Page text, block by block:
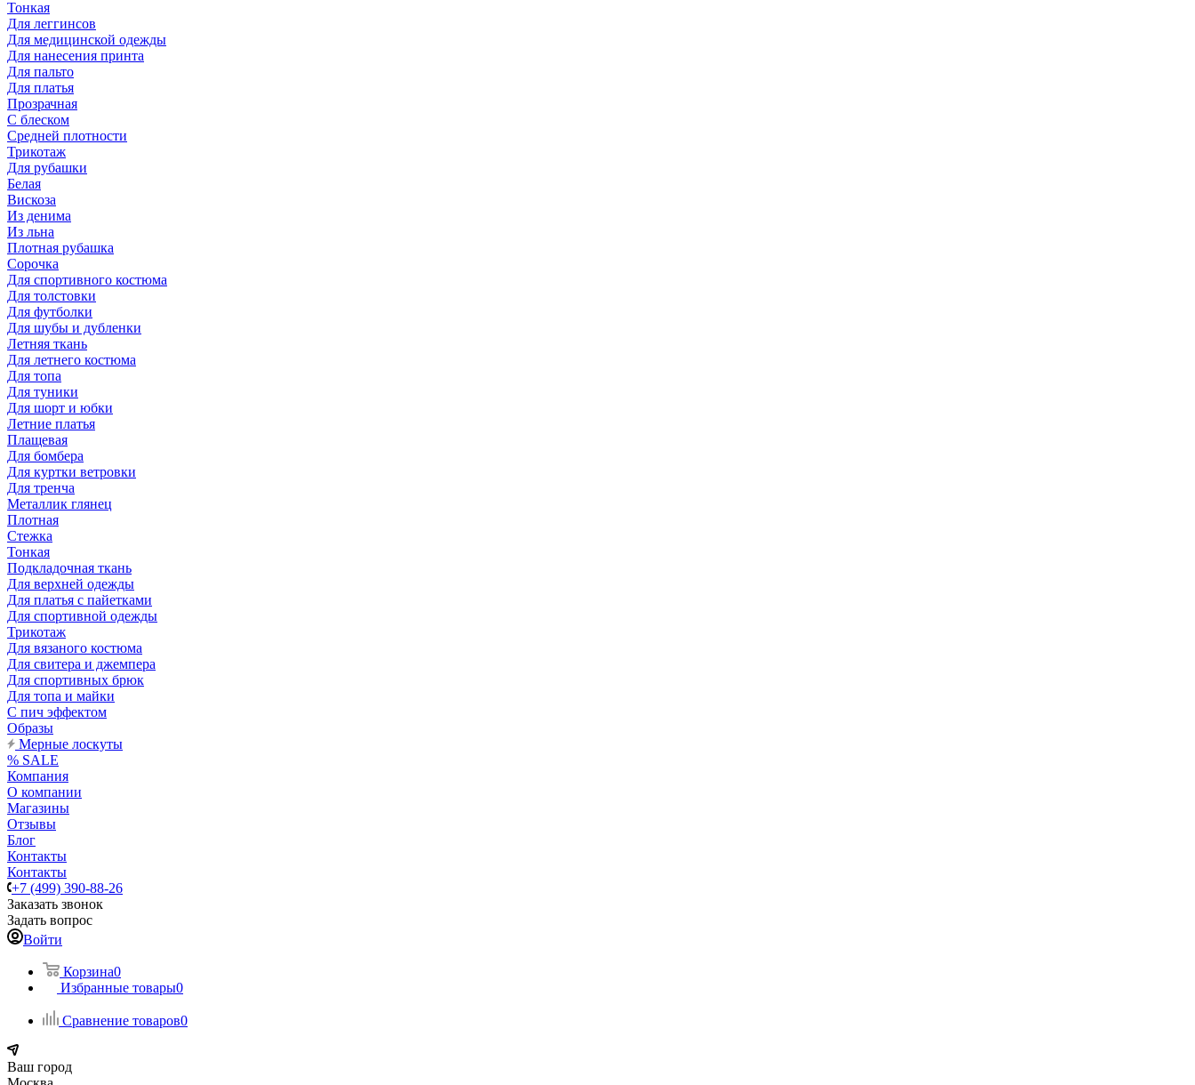
Тонкая
Для леггинсов
Для медицинской одежды
Для нанесения принта
Для пальто
Для платья
Прозрачная
С блеском
Средней плотности
Трикотаж
Для рубашки
Белая
Вискоза
Из денима
Из льна
Плотная рубашка
Сорочка
Для спортивного костюма
Для толстовки
Для футболки
Для шубы и дубленки
Летняя ткань
Для летнего костюма
Для топа
Для туники
Для шорт и юбки
Летние платья
Плащевая
Для бомбера
Для куртки ветровки
Для тренча
Металлик глянец
Плотная
Стежка
Тонкая
Подкладочная ткань
Для верхней одежды
Для платья с пайетками
Для спортивной одежды
Трикотаж
Для вязаного костюма
Для свитера и джемпера
Для спортивных брюк
Для топа и майки
С пич эффектом
Образы
Мерные лоскуты
% SALE
Компания
О компании
Магазины
Отзывы
Блог
Контакты
Контакты
+7 (499) 390-88-26
Заказать звонок
Задать вопрос
Войти
Корзина0
Избранные товары0
Сравнение товаров0
Ваш город